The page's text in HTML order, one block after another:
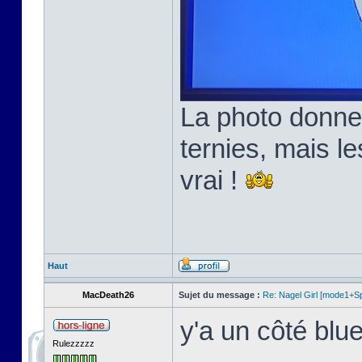
La photo
ternies, mais
vrai !
Haut
MacDeath26 Sujet du message : Re: Nagel Girl
Rulezzzzz y'a un côté